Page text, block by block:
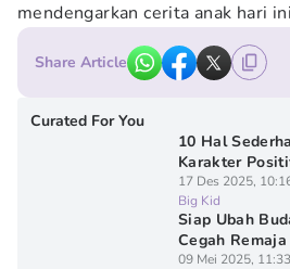
mendengarkan cerita anak hari
Share Article
Curated For You
10 Hal
Karakter
17 Des 2025,
Big Kid
Siap Ubah
Cegah
09 Mei 2025,